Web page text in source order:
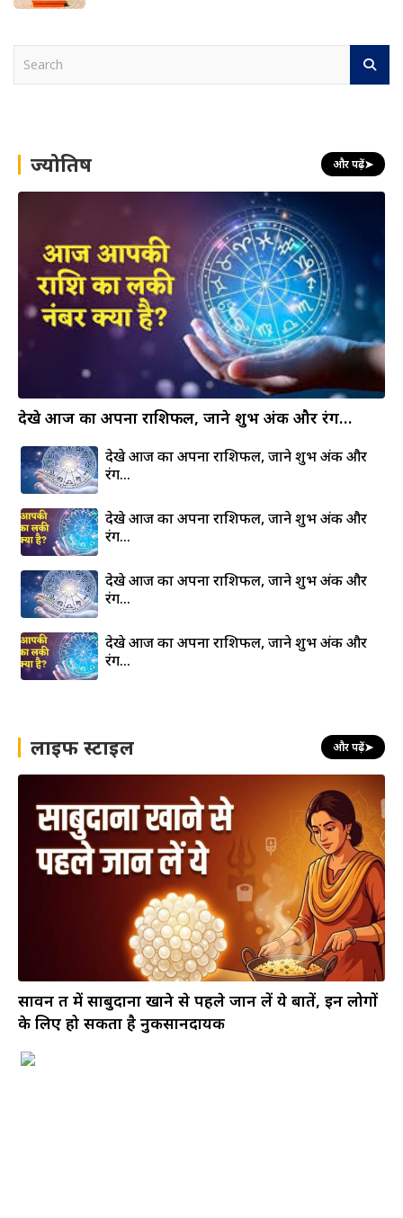
h ज्योतिष और पढ़ें➤
देखे आज का अपना राशिफल, जाने शुभ अंक और रंग…
देखे आज का अपना राशिफल, जाने शुभ अंक और
रंग…
देखे आज का अपना राशिफल, जाने शुभ अंक और
रंग…
देखे आज का अपना राशिफल, जाने शुभ अंक और
रंग…
देखे आज का अपना राशिफल, जाने शुभ अंक और
रंग…
लाइफ स्टाइल और पढ़ें➤
सावन व्रत में साबुदाना खाने से पहले जान लें ये बातें, इन लोगों
के लिए हो सकता है नुकसानदायक